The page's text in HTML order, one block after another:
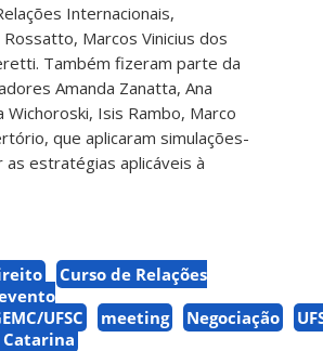
Internacionais,
Marcos Vinicius dos
Também fizeram parte da
Amanda Zanatta, Ana
Wichoroski, Isis Rambo, Marco
que aplicaram simulações-
estratégias aplicáveis à
Curso de Relações
UFSC meeting Negociação
Catarina